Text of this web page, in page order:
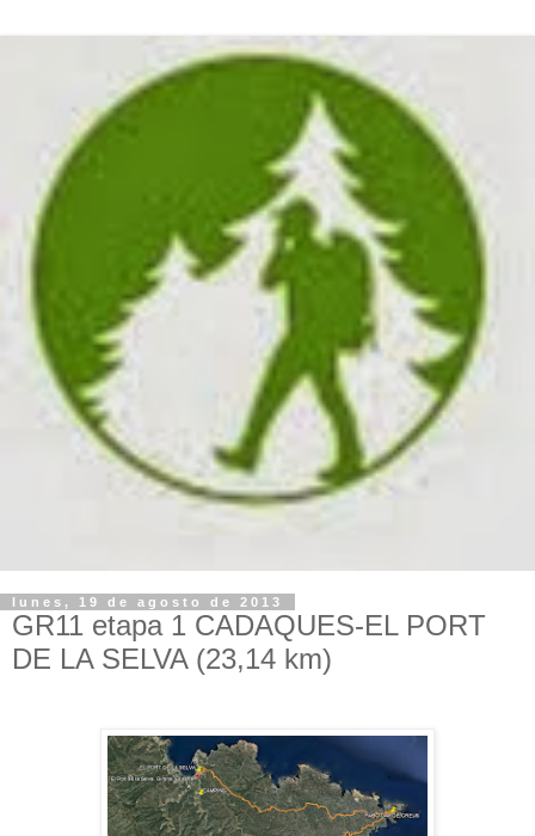
lunes, 19 de agosto de 2013
GR11 etapa 1 CADAQUES-EL PORT
DE LA SELVA (23,14 km)